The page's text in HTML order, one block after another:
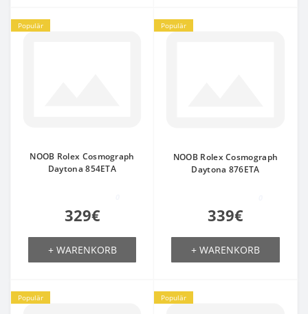
Populär
NOOB Rolex Cosmograph
Daytona 854ETA
329€
+ WARENKORB
Populär
NOOB Rolex Cosmograph
Daytona 876ETA
339€
+ WARENKORB
Populär Populär